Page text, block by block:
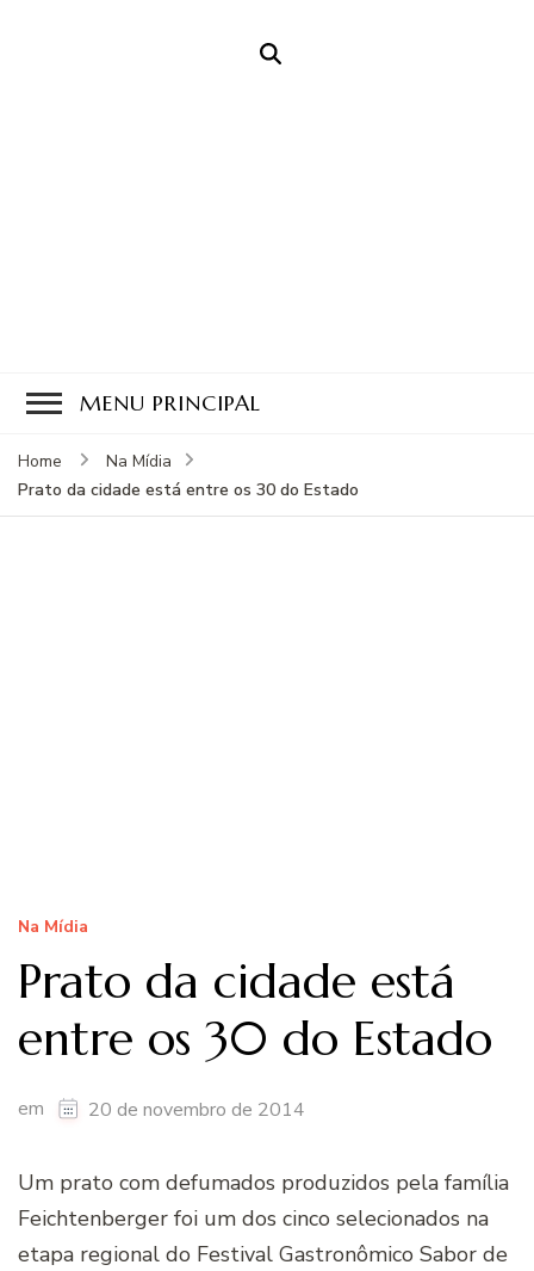
MENU PRINCIPAL
Home
Na Mídia
Prato da cidade está entre os 30 do Estado
Na Mídia
Prato da cidade está
entre os 30 do Estado
em 20 de novembro de 2014
Um prato com defumados produzidos pela família
Feichtenberger foi um dos cinco selecionados na
etapa regional do Festival Gastronômico Sabor de